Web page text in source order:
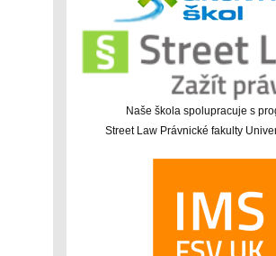
Naše škola spolupracuje s
Street Law Právnické fakulty